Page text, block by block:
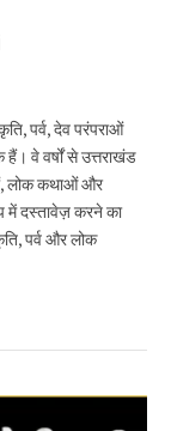
पर्व, देव परंपराओं
वे वर्षों से उत्तराखंड
लोक कथाओं और
में दस्तावेज़ करने का
पर्व और लोक